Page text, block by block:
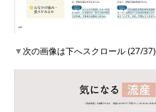
▼次の画像は下へスクロール (27/37)